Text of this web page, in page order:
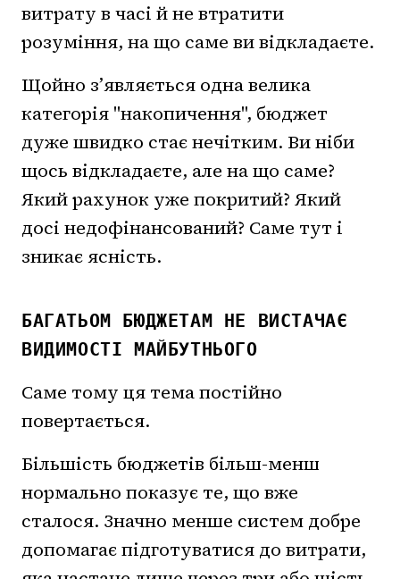
витрату в часі й не втратити
розуміння, на що саме ви відкладаєте.
Щойно з’являється одна велика
категорія "накопичення", бюджет
дуже швидко стає нечітким. Ви ніби
щось відкладаєте, але на що саме?
Який рахунок уже покритий? Який
досі недофінансований? Саме тут і
зникає ясність.
БАГАТЬОМ БЮДЖЕТАМ НЕ ВИСТАЧАЄ
ВИДИМОСТІ МАЙБУТНЬОГО
Саме тому ця тема постійно
повертається.
Більшість бюджетів більш-менш
нормально показує те, що вже
сталося. Значно менше систем добре
допомагає підготуватися до витрати,